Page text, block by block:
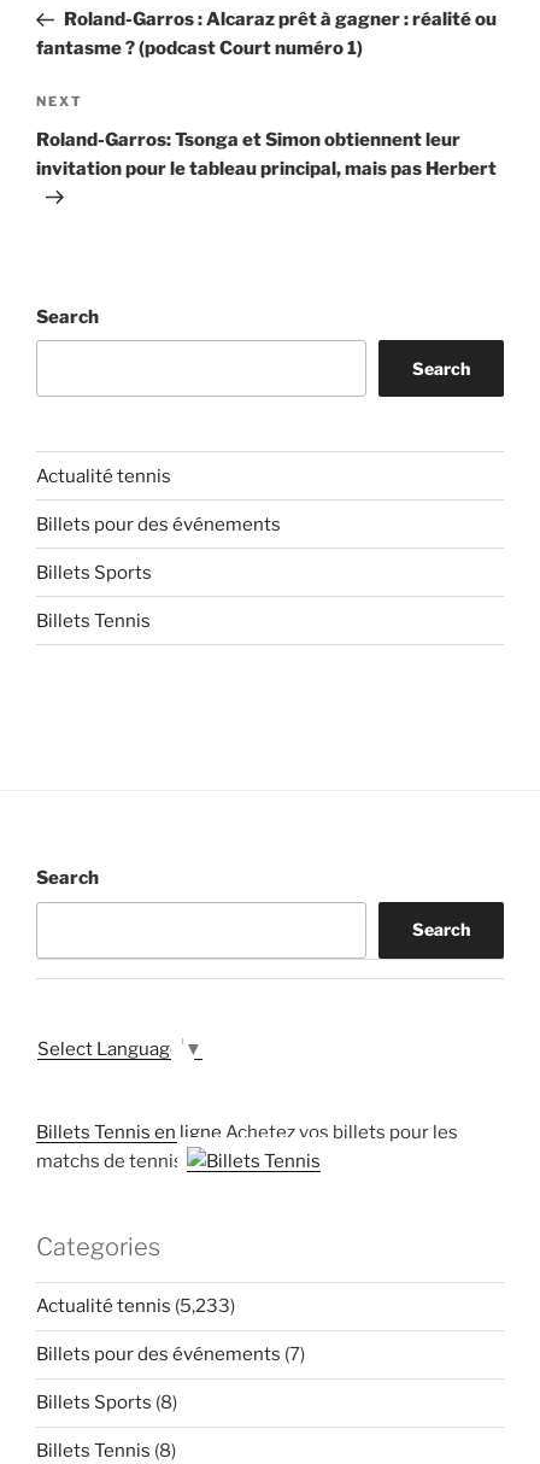
PostRoland-Garros : Alcaraz prêt à gagner : réalité ou
fantasme ? (podcast Court numéro 1)
Next
Post
NEXT
Roland-Garros: Tsonga et Simon obtiennent leur
invitation pour le tableau principal, mais pas Herbert
Search
Search
Actualité tennis
Billets pour des événements
Billets Sports
Billets Tennis
Search
Search
Select Language ▼
Billets Tennis en ligne Achetez vos billets pour les
matchs de tennis
Categories
Actualité tennis (5,233)
Billets pour des événements (7)
Billets Sports (8)
Billets Tennis (8)